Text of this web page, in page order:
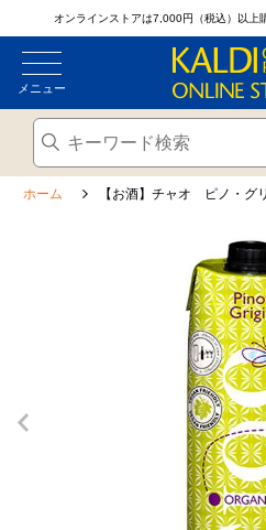
オンラインストアは7,000円（税込）以上
メニュー
ホーム 【お酒】チャオ ピノ・